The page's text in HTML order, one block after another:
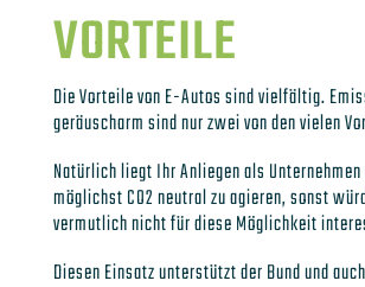
VORTEILE
Die Vorteile von E-Autos sind vielfältig.
geräuscharm sind nur zwei von den vielen
Natürlich liegt Ihr Anliegen als
möglichst CO2 neutral zu agieren, sonst
vermutlich nicht für diese Möglichkeit
Diesen Einsatz unterstützt der Bund und